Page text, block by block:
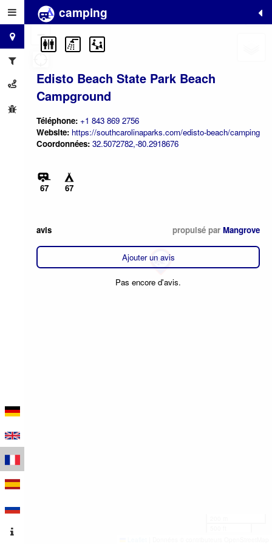
camping
Edisto Beach State Park Beach
Campground
Téléphone: +1 843 869 2756
Website: https://southcarolinaparks.com/edisto-beach/camping
Coordonnées: 32.5072782,-80.2918676
67 67
avis propulsé par Mangrove
Ajouter un avis
Pas encore d'avis.
+
−